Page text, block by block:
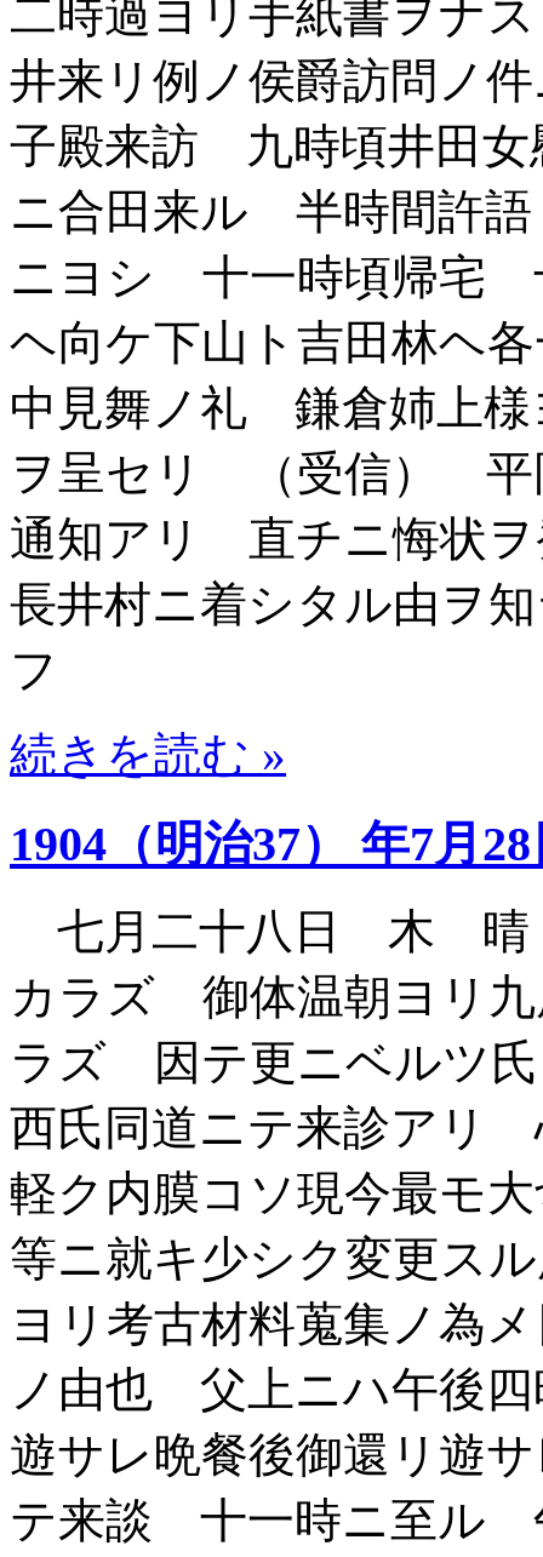
二時過ヨリ手紙書ヲナ
井来リ例ノ侯爵訪問ノ
子殿来訪 九時頃井田女
ニ合田来ル 半時間許
ニヨシ 十一時頃帰宅
ヘ向ケ下山ト吉田林ヘ
中見舞ノ礼 鎌倉姉上様
ヲ呈セリ （受信） 平
通知アリ 直チニ悔状
長井村ニ着シタル由ヲ
フ
続きを読む »
1904（明治37） 年7月
七月二十八日 木 晴
カラズ 御体温朝ヨリ九
ラズ 因テ更ニベルツ
西氏同道ニテ来診アリ
軽ク内膜コソ現今最モ
等ニ就キ少シク変更ス
ヨリ考古材料蒐集ノ為
ノ由也 父上ニハ午後
遊サレ晩餐後御還リ遊
テ来談 十一時ニ至ル